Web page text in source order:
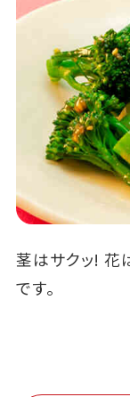
茎はサクッ! 花
です。